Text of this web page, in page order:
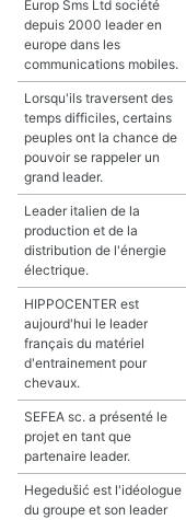
Europ Sms Ltd société
depuis 2000 leader en
europe dans les
communications mobiles.
Lorsqu'ils traversent des
temps difficiles, certains
peuples ont la chance de
pouvoir se rappeler un
grand leader.
Leader italien de la
production et de la
distribution de l'énergie
électrique.
HIPPOCENTER est
aujourd'hui le leader
français du matériel
d'entrainement pour
chevaux.
SEFEA sc. a présenté le
projet en tant que
partenaire leader.
Hegedušić est l'idéologue
du groupe et son leader